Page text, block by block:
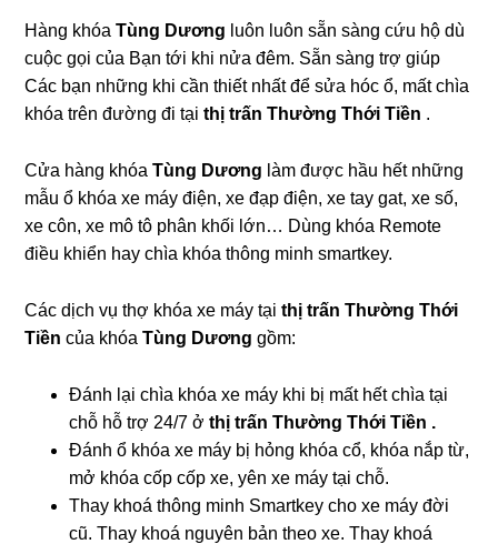
Hàng khóaTùng Dương luôn luôn sẵn sàng cứu hộ dù
cuộc gọi của Bạn tới khi nửa đêm. Sẵn sàng trợ giúp
Các bạn những khi cần thiết nhất để sửa hóc ổ, mất chìa
khóa trên đường đi tạithị trấn Thường Thới Tiền .
Cửa hàng khóaTùng Dương làm được hầu hết những
mẫu ổ khóa xe máy điện, xe đạp điện, xe tay gat, xe số,
xe côn, xe mô tô phân khối lớn… Dùng khóa Remote
điều khiển hay chìa khóa thông minh smartkey.
Các dịch vụ thợ khóa xe máy tạithị trấn Thường Thới
Tiềncủa khóaTùng Dương gồm:
Đánh lại chìa khóa xe máy khi bị mất hết chìa tại
chỗ hỗ trợ 24/7 ởthị trấn Thường Thới Tiền .
Đánh ổ khóa xe máy bị hỏng khóa cổ, khóa nắp từ,
mở khóa cốp cốp xe, yên xe máy tại chỗ.
Thay khoá thông minh Smartkey cho xe máy đời
cũ. Thay khoá nguyên bản theo xe. Thay khoá